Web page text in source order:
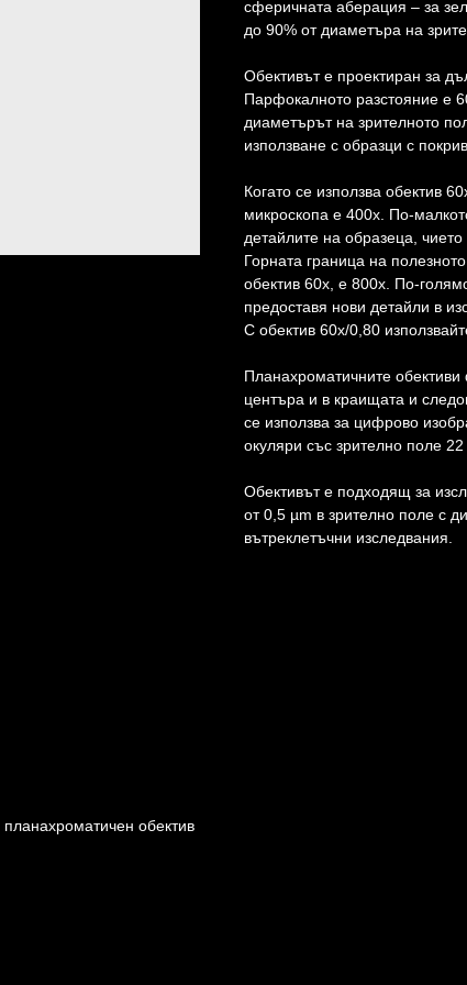
сферичната аберация – за
до 90% от диаметъра на
Обективът е проектиран за
Парфокалното разстояние е
диаметърът на зрителното
използване с образци с
Когато се използва обектив
микроскопа е 400x. По-
детайлите на образеца,
Горната граница на
обектив 60x, е 800x. По-
предоставя нови детайли в
С обектив 60x/0,80
Планахроматичните
центъра и в краищата и
се използва за цифрово
окуляри със зрително поле
Обективът е подходящ за
от 0,5 µm в зрително поле с
вътреклетъчни изследвания.
планахроматичен обектив